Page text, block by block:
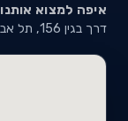
איפה למצוא אותנו
דרך בגין 156, תל אביב ·